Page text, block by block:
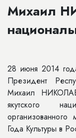
Михаил
28 июня 2014
Президент
Михаил
якутского
Года Культуры в